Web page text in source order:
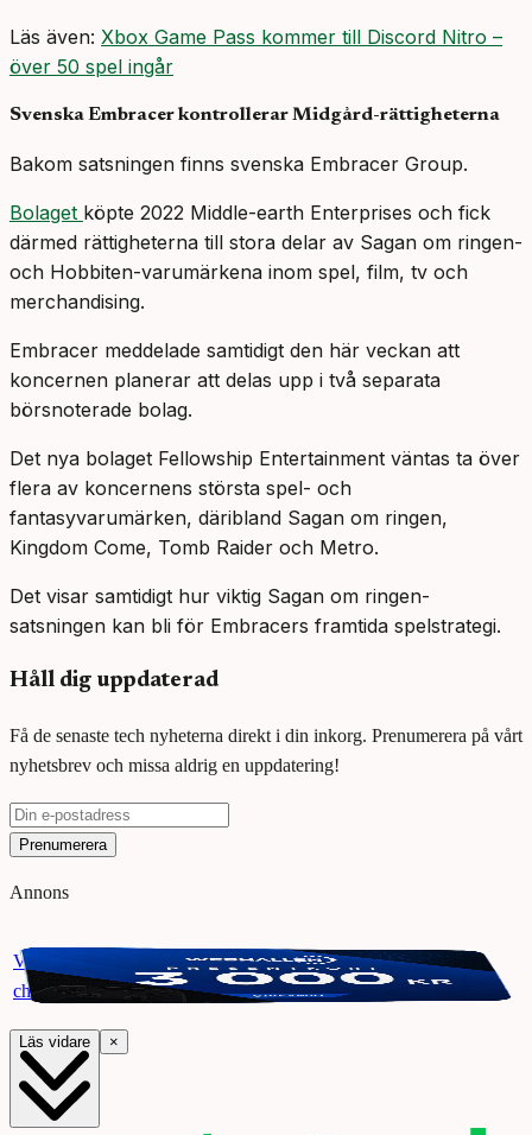
Läs även: Xbox Game Pass kommer till Discord Nitro –
över 50 spel ingår
Svenska Embracer kontrollerar Midgård-rättigheterna
Bakom satsningen finns svenska Embracer Group.
Bolaget köpte 2022 Middle-earth Enterprises och fick
därmed rättigheterna till stora delar av Sagan om ringen-
och Hobbiten-varumärkena inom spel, film, tv och
merchandising.
Embracer meddelade samtidigt den här veckan att
koncernen planerar att delas upp i två separata
börsnoterade bolag.
Det nya bolaget Fellowship Entertainment väntas ta över
flera av koncernens största spel- och
fantasyvarumärken, däribland Sagan om ringen,
Kingdom Come, Tomb Raider och Metro.
Det visar samtidigt hur viktig Sagan om ringen-
satsningen kan bli för Embracers framtida spelstrategi.
Håll dig uppdaterad
Få de senaste tech nyheterna direkt i din inkorg. Prenumerera på vårt
nyhetsbrev och missa aldrig en uppdatering!
Prenumerera
Annons
Vinn ett presentkort på Webhallen. Delta i vår giveaway för
chansen att vinna 3000 kr.
Läs vidare ×